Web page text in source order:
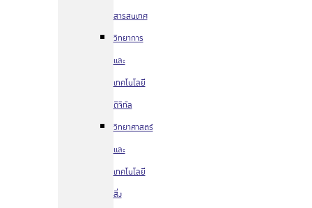
สารสนเทศ
วิทยาการ
และ
เทคโนโลยี
ดิจิทัล
วิทยาศาสตร์
และ
เทคโนโลยี
สิ่ง